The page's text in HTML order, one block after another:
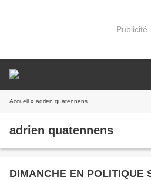
Publicité
Accueil » adrien quatennens
adrien quatennens
DIMANCHE EN POLITIQUE